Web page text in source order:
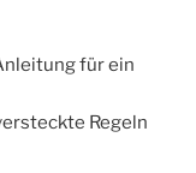
für ein
Regeln